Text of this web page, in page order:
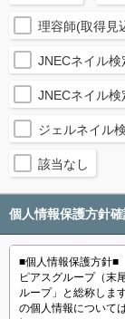
理容師(取得見
JNECネイル検
JNECネイル検
ジェルネイル
該当なし
個人情報保護方針